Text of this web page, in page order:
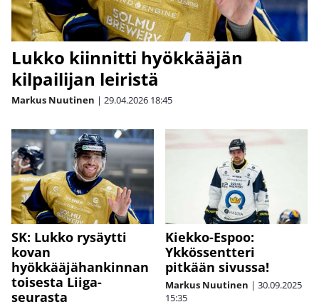
Lukko kiinnitti hyökkääjän
kilpailijan leiristä
Markus Nuutinen | 29.04.2026 18:45
SK: Lukko rysäytti
kovan
hyökkääjähankinnan
toisesta Liiga-
seurasta
Kiekko-Espoo:
Ykkössentteri
pitkään sivussa!
Markus Nuutinen | 30.09.2025
15:35